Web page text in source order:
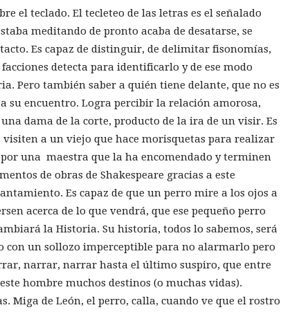
el teclado. El tecleteo de las letras es el señalado
meditando de pronto acaba de desatarse, se
Es capaz de distinguir, de delimitar fisonomías,
detecta para identificarlo y de ese modo
Pero también saber a quién tiene delante, que no es
su encuentro. Logra percibir la relación amorosa,
dama de la corte, producto de la ira de un visir. Es
visiten a un viejo que hace morisquetas para realizar
una maestra que la ha encomendado y terminen
de obras de Shakespeare gracias a este
Es capaz de que un perro mire a los ojos a
acerca de lo que vendrá, que ese pequeño perro
la Historia. Su historia, todos lo sabemos, será
con un sollozo imperceptible para no alarmarlo pero
narrar, narrar hasta el último suspiro, que entre
hombre muchos destinos (o muchas vidas).
Miga de León, el perro, calla, cuando ve que el rostro